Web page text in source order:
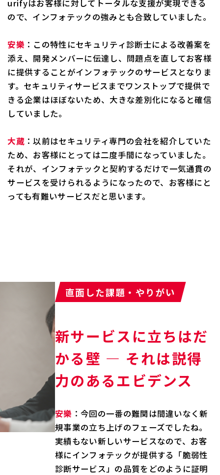
urifyはお客様に対してトータルな支援が実現できる
ので、インフォテックの強みとも合致していました。
安樂 ：この特性にセキュリティ診断士による改善案を
添え、開発メンバーに伝達し、問題点を直してお客様
に提供することがインフォテックのサービスとなりま
す。セキュリティサービスまでワンストップで提供で
きる企業はほぼないため、大きな差別化になると確信
していました。
大蔵 ：以前はセキュリティ専門の会社を紹介していた
ため、お客様にとっては二度手間になっていました。
それが、インフォテックと契約するだけで一気通貫の
サービスを受けられるようになったので、お客様にと
っても有難いサービスだと思います。
直面した課題・やりがい
新サービスに立ちはだ
かる壁 ― それは説得
力のあるエビデンス
安樂 ：今回の一番の難関は間違いなく新
規事業の立ち上げのフェーズでしたね。
実績もない新しいサービスなので、お客
様にインフォテックが提供する「脆弱性
診断サービス」の品質をどのように証明